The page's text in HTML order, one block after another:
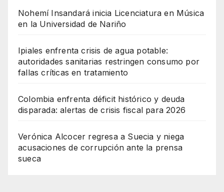
Nohemí Insandará inicia Licenciatura en Música
en la Universidad de Nariño
Ipiales enfrenta crisis de agua potable:
autoridades sanitarias restringen consumo por
fallas críticas en tratamiento
Colombia enfrenta déficit histórico y deuda
disparada: alertas de crisis fiscal para 2026
Verónica Alcocer regresa a Suecia y niega
acusaciones de corrupción ante la prensa
sueca